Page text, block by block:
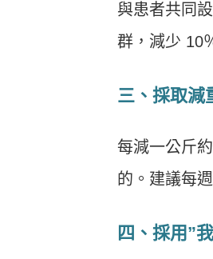
與患者共同
群，減少 10
三、 採取減
每減一公斤
的。建議每
四、採用”